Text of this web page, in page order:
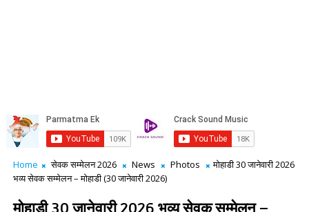
Home सेवक सम्मेलन 2026 News Photos
मोहाडी 30 जानेवारी 2026
भव्य सेवक सम्मेलन – मोहाडी (30 जानेवारी 2026)